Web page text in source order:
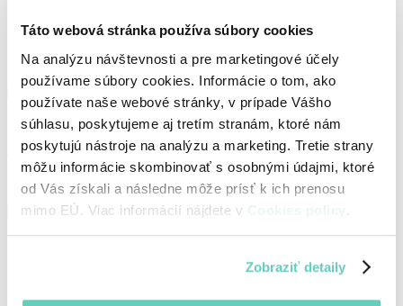
Táto webová stránka používa súbory cookies
Na analýzu návštevnosti a pre marketingové účely
používame súbory cookies. Informácie o tom, ako
používate naše webové stránky, v prípade Vášho
súhlasu, poskytujeme aj tretím stranám, ktoré nám
poskytujú nástroje na analýzu a marketing. Tretie strany
môžu informácie skombinovať s osobnými údajmi, ktoré
od Vás získali a následne môže prísť k ich prenosu
mimo EÚ. Viac informácií nájdete v Cookies policy.
Zobraziť detaily
Kariéra
Pracujte s lídrom
vo svojom odbore
Aktuálne nemáme otvorené pracovné ponuky.